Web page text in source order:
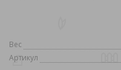
Вес
Артикул